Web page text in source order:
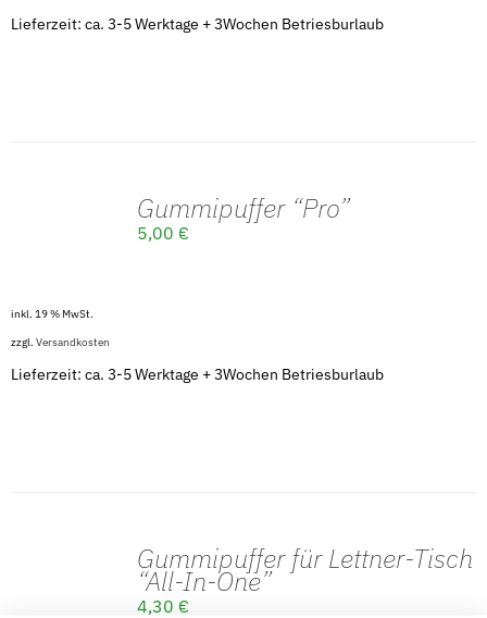
Lieferzeit: ca. 3-5 Werktage + 3Wochen Betriesburlaub
Gummipuffer “Pro”
5,00 €
inkl. 19 % MwSt.
zzgl. Versandkosten
Lieferzeit: ca. 3-5 Werktage + 3Wochen Betriesburlaub
Gummipuffer für Lettner-Tisch
“All-In-One”
4,30 €